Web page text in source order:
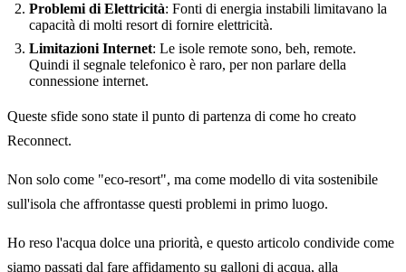
Problemi di Elettricità: Fonti di energia instabili limitavano la
capacità di molti resort di fornire elettricità.
Limitazioni Internet: Le isole remote sono, beh, remote.
Quindi il segnale telefonico è raro, per non parlare della
connessione internet.
Queste sfide sono state il punto di partenza di come ho creato
Reconnect.
Non solo come "eco-resort", ma come modello di vita sostenibile
sull'isola che affrontasse questi problemi in primo luogo.
Ho reso l'acqua dolce una priorità, e questo articolo condivide come
siamo passati dal fare affidamento su galloni di acqua, alla